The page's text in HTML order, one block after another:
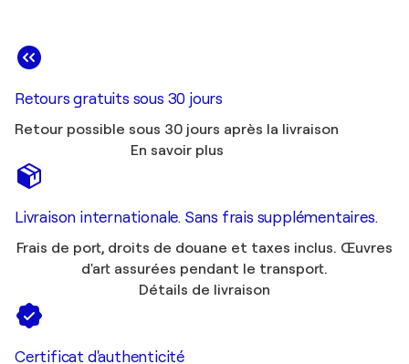
Retours gratuits sous 30 jours
Retour possible sous 30 jours après la livraison
En savoir plus
Livraison internationale. Sans frais supplémentaires.
Frais de port, droits de douane et taxes inclus. Œuvres
d'art assurées pendant le transport.
Détails de livraison
Certificat d'authenticité